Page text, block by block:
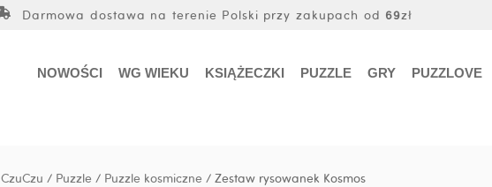
Darmowa dostawa na terenie Polski przy zakupach od 69zł
NOWOŚCI WG WIEKU KSIĄŻECZKI PUZZLE GRY PUZZLOVE
CzuCzu / Puzzle / Puzzle kosmiczne / Zestaw rysowanek Kosmos